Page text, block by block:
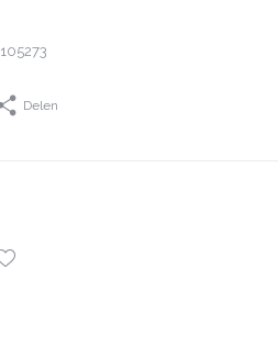
105273
Delen